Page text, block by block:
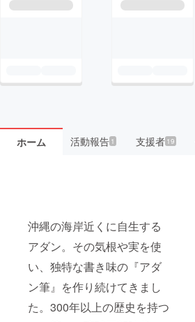
ホーム 活動報告1 支援者 19
沖縄の海岸近くに自生する
アダン。その気根や実を使
い、独特な書き味の『アダ
ン筆』を作り続けてきまし
た。300年以上の歴史を持つ